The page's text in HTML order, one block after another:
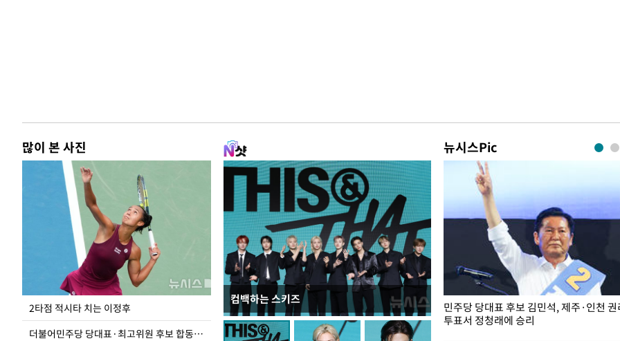
많이 본 사진
2타점 적시타 치는 이정후
더불어민주당 당대표·최고위원 후보 합동연설회
컴백하는 스키즈
뉴시스Pic
이번주 국회에는 무슨 일이? [뉴시스국회토pic]
민주당 당대표 후보 김민석, 제주·인천
투표서 정청래에 승리